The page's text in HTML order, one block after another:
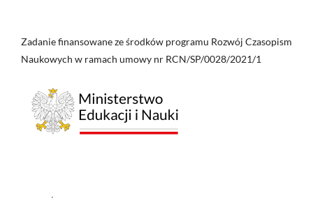
Zadanie finansowane ze środków programu Rozwój Czasopism
Naukowych w ramach umowy nr RCN/SP/0028/2021/1